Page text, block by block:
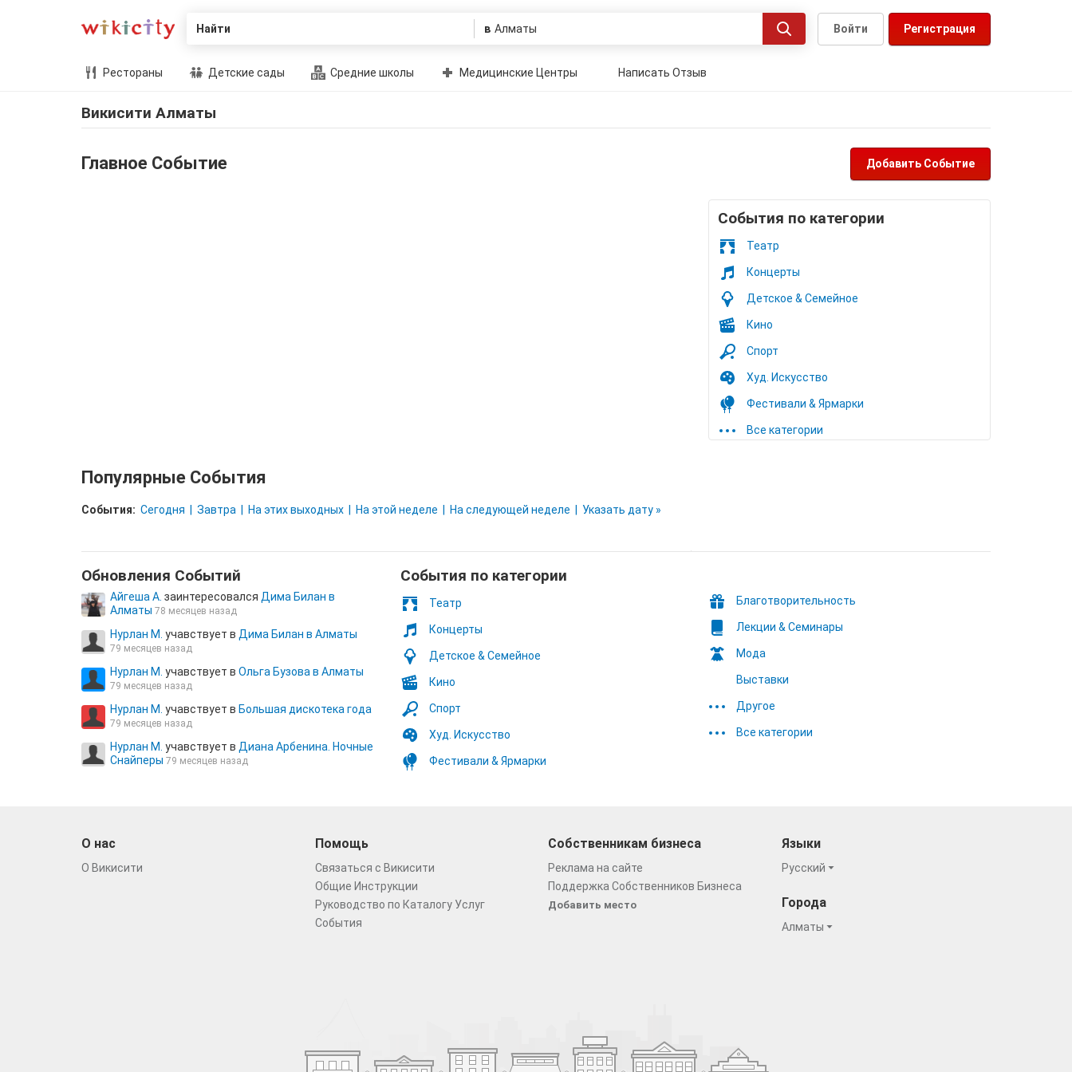
Найти в Регистрация
Войти
Рестораны Детские сады Средние школы Медицинские Центры Написать Отзыв
Викисити Алматы
Главное Событие Добавить Событие
Cобытия по категории
Театр
Концерты
Детское & Семейное
Кино
Спорт
Худ. Искусство
Фестивали & Ярмарки
Все категории
Популярные События
События: Сегодня Завтра На этих выходных На этой неделе На следующей неделе Указать дату »
Обновления Cобытий
Айгеша А. заинтересовался Дима Билан в
Алматы 78 месяцев назад
Нурлан М. учавствует в Дима Билан в Алматы
79 месяцев назад
Нурлан М. учавствует в Ольга Бузова в Алматы
79 месяцев назад
Нурлан М. учавствует в Большая дискотека года
79 месяцев назад
Нурлан М. учавствует в Диана Арбенина. Ночные
Снайперы 79 месяцев назад
Cобытия по категории
Театр
Концерты
Детское & Семейное
Кино
Спорт
Худ. Искусство
Фестивали & Ярмарки
Благотворительность
Лекции & Семинары
Мода
Выставки
Другое
Все категории
О нас
О Викисити
Помощь
Связаться с Викисити
Общие Инструкции
Руководство по Каталогу Услуг
События
Собственникам бизнеса
Реклама на сайте
Поддержка Собственников Бизнеса
Добавить место
Языки
Русский
Города
Алматы